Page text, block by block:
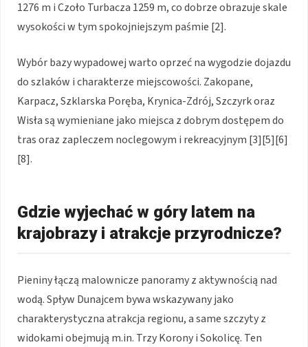
1276 m i Czoło Turbacza 1259 m, co dobrze obrazuje skale
wysokości w tym spokojniejszym paśmie [2].
Wybór bazy wypadowej warto oprzeć na wygodzie dojazdu
do szlaków i charakterze miejscowości. Zakopane,
Karpacz, Szklarska Poręba, Krynica-Zdrój, Szczyrk oraz
Wisła są wymieniane jako miejsca z dobrym dostępem do
tras oraz zapleczem noclegowym i rekreacyjnym [3][5][6]
[8].
Gdzie wyjechać w góry latem na
krajobrazy i atrakcje przyrodnicze?
Pieniny łączą malownicze panoramy z aktywnością nad
wodą. Spływ Dunajcem bywa wskazywany jako
charakterystyczna atrakcja regionu, a same szczyty z
widokami obejmują m.in. Trzy Korony i Sokolicę. Ten